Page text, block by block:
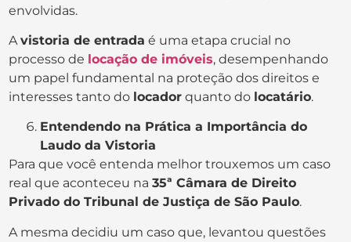
envolvidas.
Avistoria de entrada é uma etapa crucial no
processo de locação de imóveis, desempenhando
um papel fundamental na proteção dos direitos e
interesses tanto do locador quanto do locatário.
Entendendo na Prática a Importância do
Laudo da Vistoria
Para que você entenda melhor trouxemos um caso
real que aconteceu na35ª Câmara de Direito
Privado do Tribunal de Justiça de São Paulo.
A mesma decidiu um caso que, levantou questões